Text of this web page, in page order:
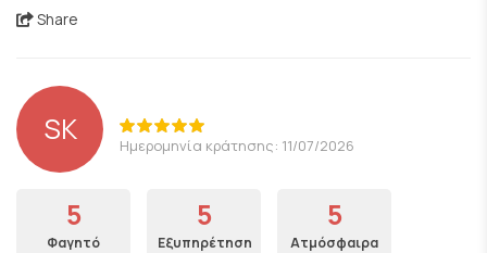
Share
SK Ημερομηνία κράτησης: 11/07/2026
5
Φαγητό
5
Εξυπηρέτηση
5
Ατμόσφαιρα